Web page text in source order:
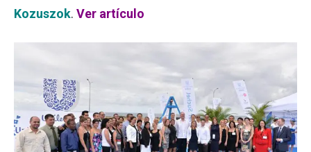
Kozuszok. Ver artículo